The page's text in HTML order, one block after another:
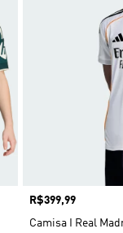
Preço
R$399,99
Camisa I Real